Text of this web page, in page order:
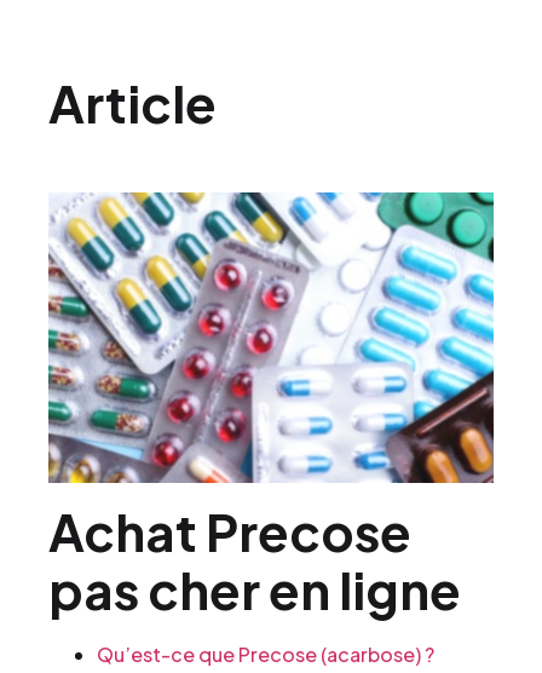
Article
Achat Precose
pas cher en ligne
Qu’est-ce que Precose (acarbose) ?